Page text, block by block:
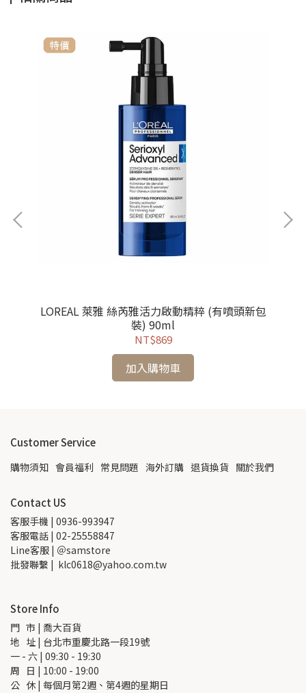
LOREAL 萊雅 絲芮雅活力啟動精粹 (有噴頭新包
裝) 90ml
NT$869
加入購物車
Customer Service
購物須知 會員福利 常見問題 海外訂購 退貨換貨 關於我們
Contact US
客服手機 | 0936-993947
客服電話 | 02-25558847
Line客服 | ＠samstore
批發聯繫 |  klc0618@yahoo.com.tw
Store Info
門   市 | 喬大百貨
地   址 | 台北市重慶北路一段19號
一 - 六 | 09:30 - 19:30
周   日 | 10:00 - 19:00
公   休 | 每個月第2週、第4週的星期日